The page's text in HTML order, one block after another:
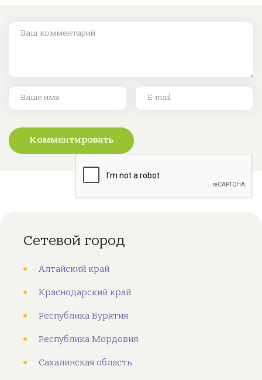
Комментировать
Сетевой город
Алтайский край
Краснодарский край
Республика Бурятия
Республика Мордовия
Сахалинская область